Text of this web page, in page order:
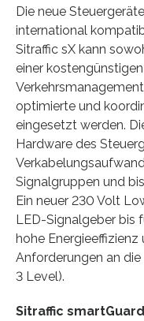
Die neue
international
Sitraffic sX kann
einer
optimierte und
eingesetzt werden.
Hardware des
Signalgruppen und
Ein neuer 230 Volt
LED-Signalgeber bis
hohe
Anforderungen an die
3 Level).
Sitraffic